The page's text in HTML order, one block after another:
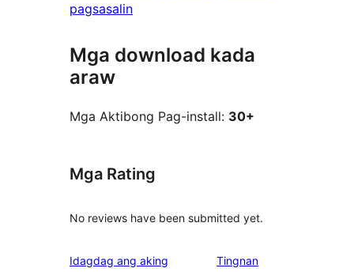
pagsasalin
Mga download kada
araw
Mga Aktibong Pag-install: 30+
Mga Rating
No reviews have been submitted yet.
Idagdag ang aking
Tingnan